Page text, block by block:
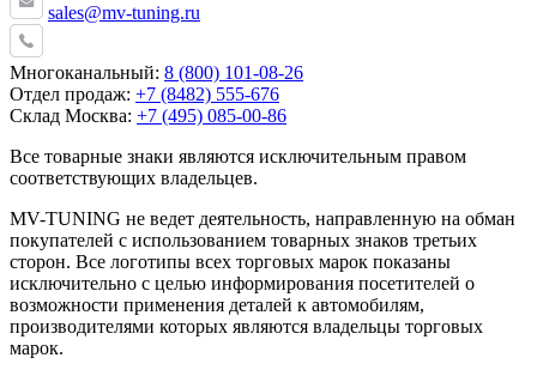
sales@mv-tuning.ru
Многоканальный: 8 (800) 101-08-26
Отдел продаж: +7 (8482) 555-676
Склад Москва: +7 (495) 085-00-86
Все товарные знаки являются исключительным правом
соответствующих владельцев.
MV-TUNING не ведет деятельность, направленную на обман
покупателей с использованием товарных знаков третьих
сторон. Все логотипы всех торговых марок показаны
исключительно с целью информирования посетителей о
возможности применения деталей к автомобилям,
производителями которых являются владельцы торговых
марок.